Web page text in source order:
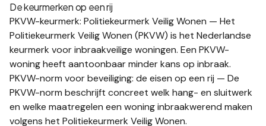
De keurmerken op een rij
PKVW-keurmerk: Politiekeurmerk Veilig Wonen — Het
Politiekeurmerk Veilig Wonen (PKVW) is het Nederlandse
keurmerk voor inbraakveilige woningen. Een PKVW-
woning heeft aantoonbaar minder kans op inbraak.
PKVW-norm voor beveiliging: de eisen op een rij — De
PKVW-norm beschrijft concreet welk hang- en sluitwerk
en welke maatregelen een woning inbraakwerend maken
volgens het Politiekeurmerk Veilig Wonen.